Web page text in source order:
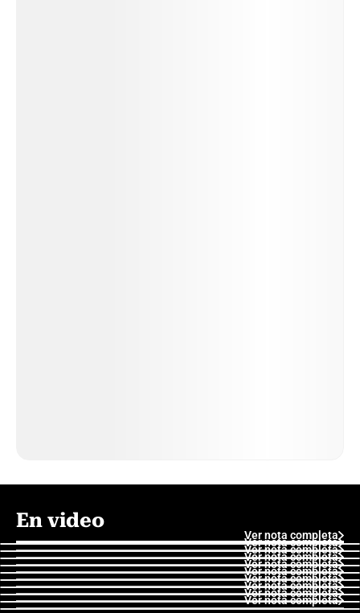
En video
Ver nota completa
Ver nota completa
Ver nota completa
Ver nota completa
Ver nota completa
Ver nota completa
Ver nota completa
Ver nota completa
Ver nota completa
Ver nota completa